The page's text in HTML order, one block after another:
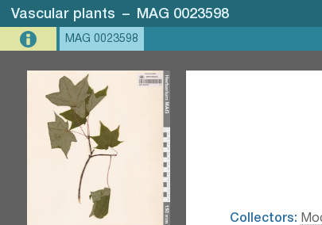
Vascular plants – MAG 0023598
MAG 0023598
Collectors: